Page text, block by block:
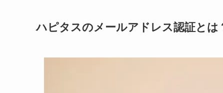
ハピタスのメールアドレス認証とは